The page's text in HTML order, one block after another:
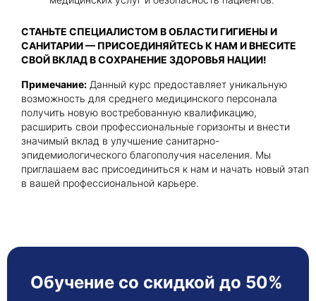
СТАНЬТЕ СПЕЦИАЛИСТОМ В ОБЛАСТИ ГИГИЕНЫ И
САНИТАРИИ — ПРИСОЕДИНЯЙТЕСЬ К НАМ И ВНЕСИТЕ
СВОЙ ВКЛАД В СОХРАНЕНИЕ ЗДОРОВЬЯ НАЦИИ!
Примечание: Данный курс предоставляет уникальную
возможность для среднего медицинского персонала
получить новую востребованную квалификацию,
расширить свои профессиональные горизонты и внести
значимый вклад в улучшение санитарно-
эпидемиологического благополучия населения. Мы
приглашаем вас присоединиться к нам и начать новый этап
в вашей профессиональной карьере.
Обучение со скидкой до 50%